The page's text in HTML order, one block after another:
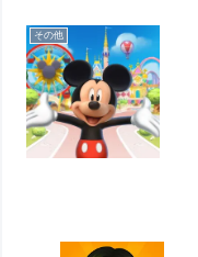
その他